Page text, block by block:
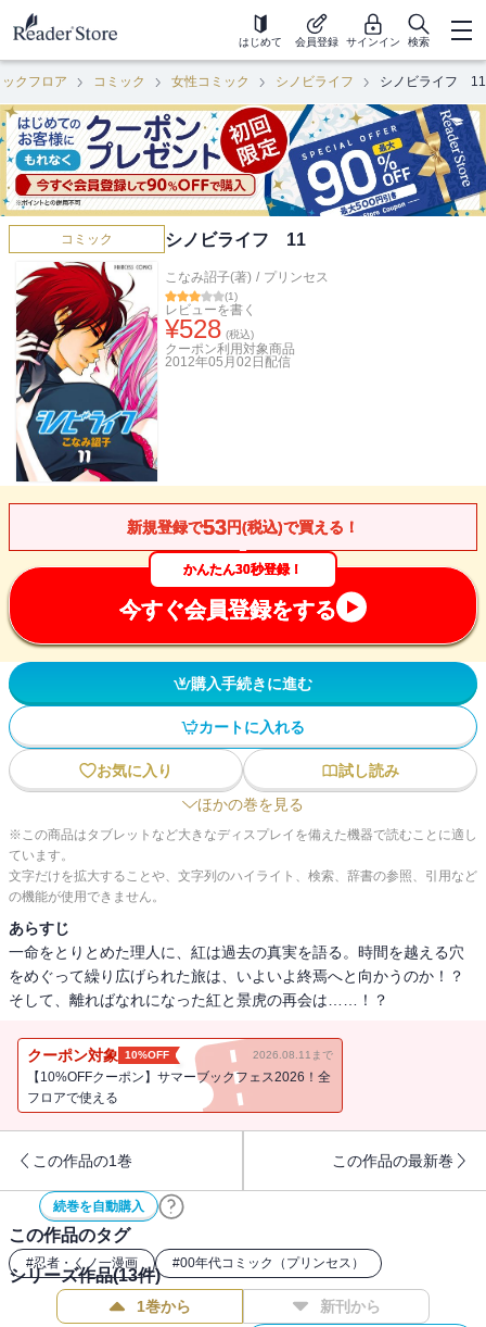
はじめて 会員登録 サインイン 検索
クフロア コミック 女性コミック シノビライフ シノビライフ 11
コミック シノビライフ 11
こなみ詔子(著) / プリンセス
(1)
レビューを書く
¥528 (税込)
クーポン利用対象商品
2012年05月02日 配信
新規登録で53円(税込)で買える！
かんたん30秒登録！
今すぐ会員登録をする
購入手続きに進む
カートに入れる
お気に入り
試し読み
ほかの巻を見る
※この商品はタブレットなど大きなディスプレイを備えた機器で読むことに適し
ています。
文字だけを拡大することや、文字列のハイライト、検索、辞書の参照、引用など
の機能が使用できません。
あらすじ
一命をとりとめた理人に、紅は過去の真実を語る。時間を越える穴
をめぐって繰り広げられた旅は、いよいよ終焉へと向かうのか！？
そして、離ればなれになった紅と景虎の再会は……！？
クーポン対象 10%OFF 2026.08.11まで
【10%OFFクーポン】サマーブックフェス2026！全
フロアで使える
この作品の1巻 この作品の最新巻
続巻を自動購入
この作品のタグ
#忍者・くノ一漫画 #00年代コミック（プリンセス）
シリーズ作品(13件)
1巻から 新刊から